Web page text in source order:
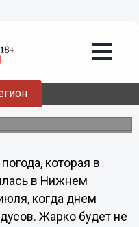
Новгороде
погоды на
которая в
в Нижнем
когда днем
Жарко будет не